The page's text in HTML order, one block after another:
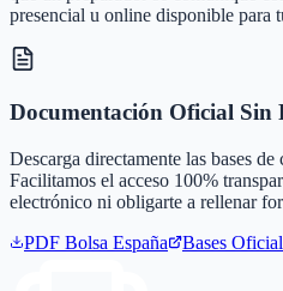
presencial u online disponible para
Documentación Oficial Sin
Descarga directamente las bases
Facilitamos el acceso 100%
electrónico ni obligarte a rellenar
PDF Bolsa España Bases